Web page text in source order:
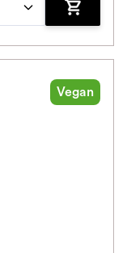
Zum
Vegan